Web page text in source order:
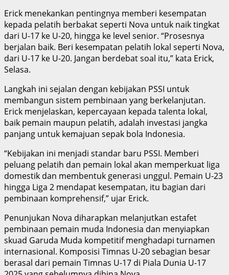
Erick menekankan pentingnya memberi kesempatan
kepada pelatih berbakat seperti Nova untuk naik tingkat
dari U-17 ke U-20, hingga ke level senior. “Prosesnya
berjalan baik. Beri kesempatan pelatih lokal seperti Nova,
dari U-17 ke U-20. Jangan berdebat soal itu,” kata Erick,
Selasa.
Langkah ini sejalan dengan kebijakan PSSI untuk
membangun sistem pembinaan yang berkelanjutan.
Erick menjelaskan, kepercayaan kepada talenta lokal,
baik pemain maupun pelatih, adalah investasi jangka
panjang untuk kemajuan sepak bola Indonesia.
“Kebijakan ini menjadi standar baru PSSI. Memberi
peluang pelatih dan pemain lokal akan memperkuat liga
domestik dan membentuk generasi unggul. Pemain U-23
hingga Liga 2 mendapat kesempatan, itu bagian dari
pembinaan komprehensif,” ujar Erick.
Penunjukan Nova diharapkan melanjutkan estafet
pembinaan pemain muda Indonesia dan menyiapkan
skuad Garuda Muda kompetitif menghadapi turnamen
internasional. Komposisi Timnas U-20 sebagian besar
berasal dari pemain Timnas U-17 di Piala Dunia U-17